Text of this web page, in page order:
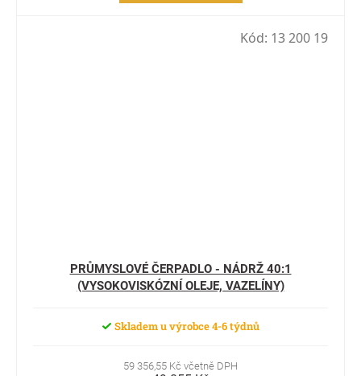
PRŮMYSLOVÉ ČERPADLO - NÁDRŽ 40:1
(VYSOKOVISKÓZNÍ OLEJE, VAZELÍNY)
Skladem u výrobce 4-6 týdnů
59 356,55 Kč včetně DPH
Kód: 13 200 19